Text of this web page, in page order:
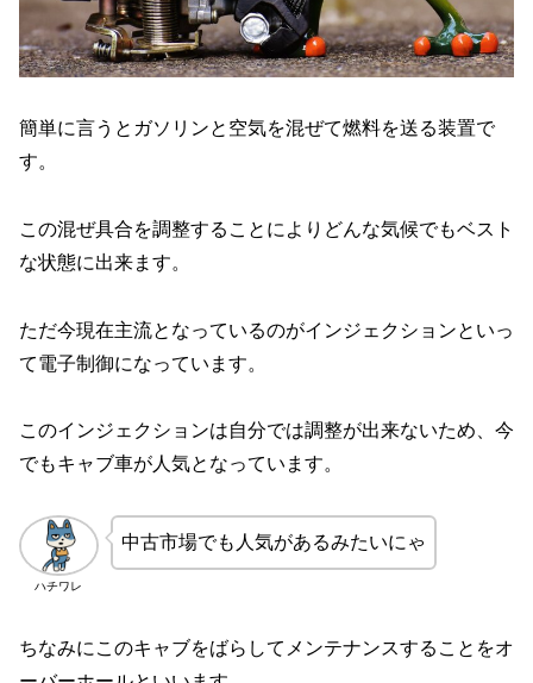
簡単に言うとガソリンと空気を混ぜて燃料を送る装置で
す。
この混ぜ具合を調整することによりどんな気候でもベスト
な状態に出来ます。
ただ今現在主流となっているのがインジェクションといっ
て電子制御になっています。
このインジェクションは自分では調整が出来ないため、今
でもキャブ車が人気となっています。
ハチワレ
中古市場でも人気があるみたいにゃ
ちなみにこのキャブをばらしてメンテナンスすることをオ